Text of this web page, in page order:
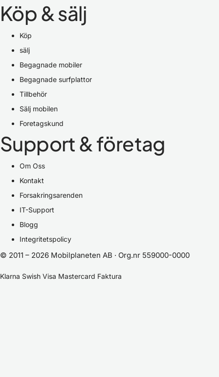
Köp & sälj
Köp
sälj
Begagnade mobiler
Begagnade surfplattor
Tillbehör
Sälj mobilen
Foretagskund
Support & företag
Om Oss
Kontakt
Forsakringsarenden
IT-Support
Blogg
Integritetspolicy
© 2011 – 2026 Mobilplaneten AB · Org.nr 559000-0000
Klarna Swish Visa Mastercard Faktura